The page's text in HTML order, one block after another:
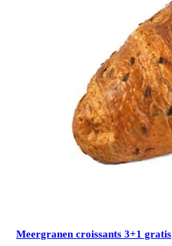
Meergranen croissants 3+1 gratis